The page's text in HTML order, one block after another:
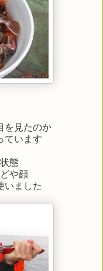
見たのか
ています
態
や顔
いました